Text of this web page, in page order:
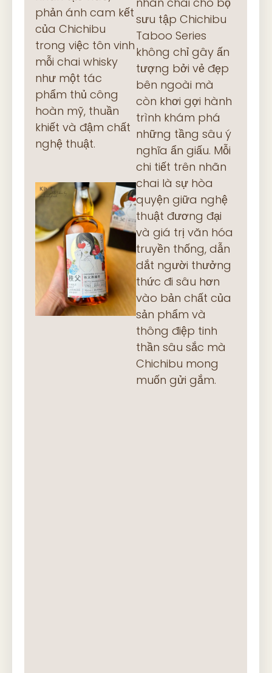
phản ánh cam kết
của Chichibu
trong việc tôn vinh
mỗi chai whisky
như một tác
phẩm thủ công
hoàn mỹ, thuần
khiết và đậm chất
nghệ thuật.
sưu tập Chichibu
Taboo Series
không chỉ gây ấn
tượng bởi vẻ đẹp
bên ngoài mà
còn khơi gợi hành
trình khám phá
những tầng sâu ý
nghĩa ẩn giấu. Mỗi
chi tiết trên nhãn
chai là sự hòa
quyện giữa nghệ
thuật đương đại
và giá trị văn hóa
truyền thống, dẫn
dắt người thưởng
thức đi sâu hơn
vào bản chất của
sản phẩm và
thông điệp tinh
thần sâu sắc mà
Chichibu mong
muốn gửi gắm.